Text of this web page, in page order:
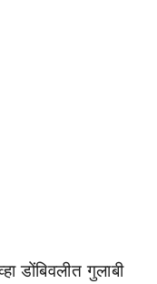
डोंबिवलीत गुलाबी